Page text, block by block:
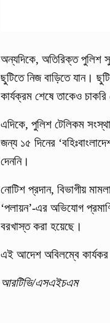
অন্যদিকে, অতিরিক্ত পুলিশ
ছুটিতে নিজ বাড়িতে যান।
কার্যক্রম শেষে তাকেও
এদিকে, পুলিশ টেলিকম
জন্য ১৫ দিনের
দেননি।
নোটিশ প্রদান, বিভাগীয়
‘পলায়ন’-এর অভিযোগ
বরখাস্ত করা হয়েছে।
এই আদেশ অবিলম্বে কার্যকর
আরটিভি/এসএইচএম